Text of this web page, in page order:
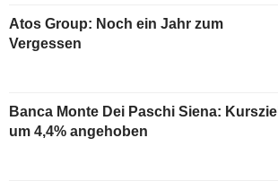
Atos Group: Noch ein Jahr zum
Vergessen
Banca Monte Dei Paschi Siena: Kursziel
um 4,4% angehoben